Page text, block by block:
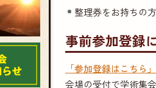
整理券をお持ちの
事前参加登録
「参加登録はこちら」
会場の受付で学術集